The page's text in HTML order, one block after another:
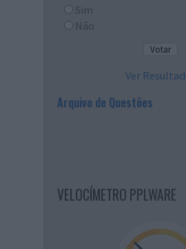
Sim
Não
Ver
Arquivo de Questões
VELOCÍMETRO PPLWARE